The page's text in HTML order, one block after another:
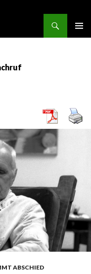
ABSCHIED